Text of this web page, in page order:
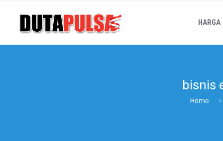
HARGA
bisnis
Home